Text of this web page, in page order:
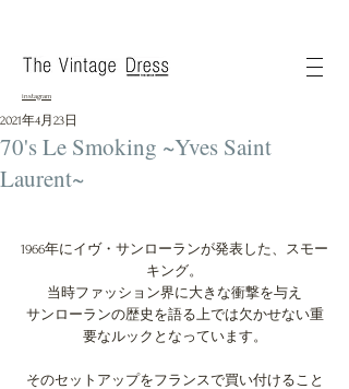
instagram
70's Le Smoking ~Yves Saint
Laurent~
2021年4月23日
1966年にイヴ・サンローランが発表した、スモー
キング。
当時ファッション界に大きな衝撃を与え
サンローランの歴史を語る上では欠かせない重
要なルックとなっています。
そのセットアップをフランスで買い付けること